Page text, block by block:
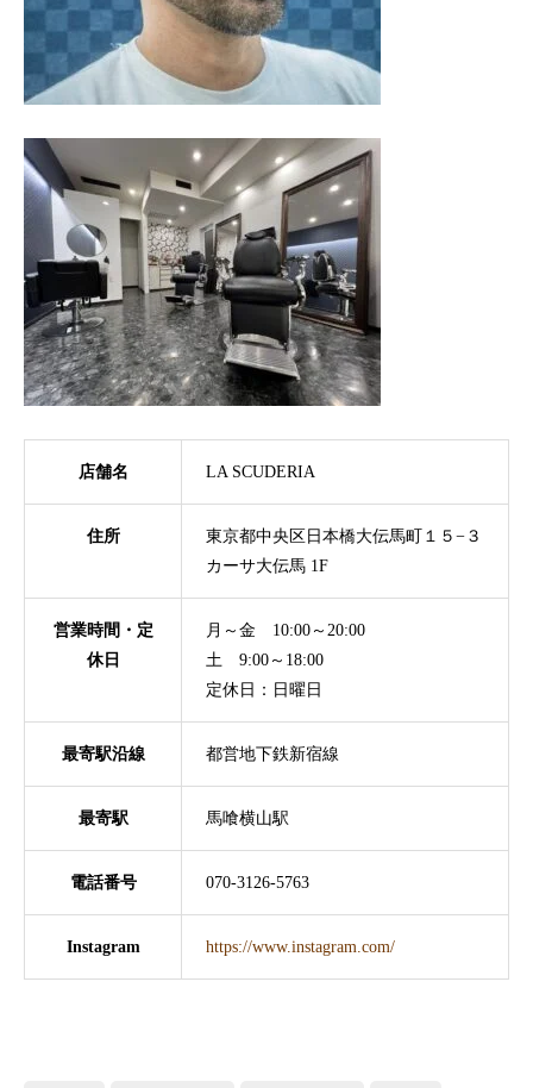
店舗名 LA SCUDERIA
住所
東京都中央区日本橋大伝馬町１５−３
カーサ大伝馬 1F
営業時間・定
休日
月～金 10:00～20:00
土 9:00～18:00
定休日：日曜日
最寄駅沿線 都営地下鉄新宿線
最寄駅 馬喰横山駅
電話番号 070-3126-5763
Instagram https://www.instagram.com/